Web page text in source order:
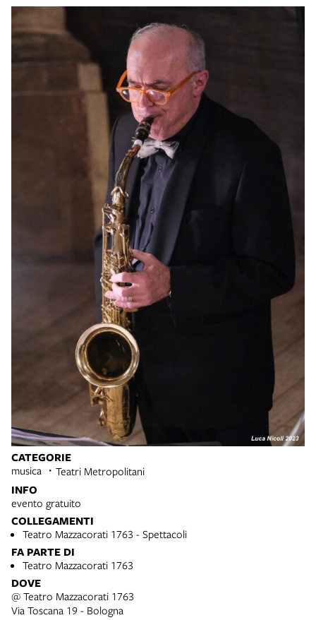
CATEGORIE
musica Teatri Metropolitani
INFO
evento gratuito
COLLEGAMENTI
Teatro Mazzacorati 1763 - Spettacoli
FA PARTE DI
Teatro Mazzacorati 1763
DOVE
@ Teatro Mazzacorati 1763
Via Toscana 19 - Bologna